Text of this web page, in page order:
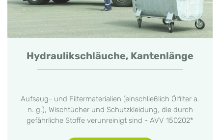
Hydraulikschläuche, Kantenlänge
Aufsaug- und Filtermaterialien (einschließlich Ölfilter a.
n. g.), Wischtücher und Schutzkleidung, die durch
gefährliche Stoffe verunreinigt sind - AVV 150202*